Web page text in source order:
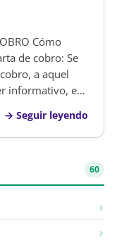
Cómo
de cobro: Se
a aquel
informativo, en
pago o
Seguir leyendo
60